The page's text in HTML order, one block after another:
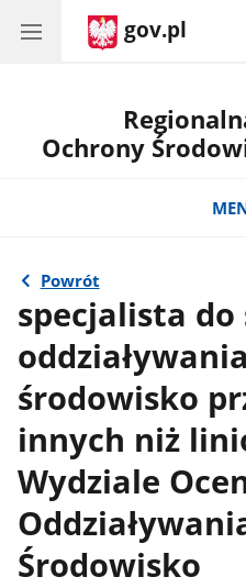
gov.pl
Ochrony
Powrót
specjalista do
środowisko
innych niż
Wydziale
Środowisko